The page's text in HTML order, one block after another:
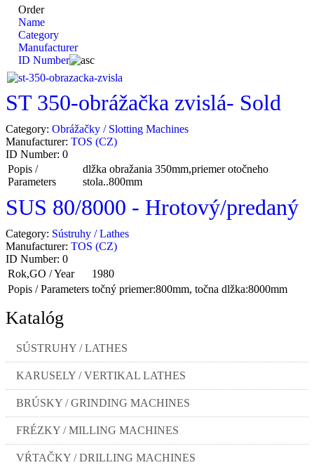
Order
Name
Category
Manufacturer
ID Number
ST 350-obrážačka zvislá- Sold
Category: Obrážačky / Slotting Machines
Manufacturer: TOS (CZ)
ID Number: 0
Popis /
Parameters
dlžka obražania 350mm,priemer otočneho
stola..800mm
SUS 80/8000 - Hrotový/predaný
Category: Sústruhy / Lathes
Manufacturer: TOS (CZ)
ID Number: 0
Rok,GO / Year
1980
Popis / Parameters točný priemer:800mm, točna dlžka:8000mm
Katalóg
SÚSTRUHY / LATHES
KARUSELY / VERTIKAL LATHES
BRÚSKY / GRINDING MACHINES
FRÉZKY / MILLING MACHINES
VŔTAČKY / DRILLING MACHINES